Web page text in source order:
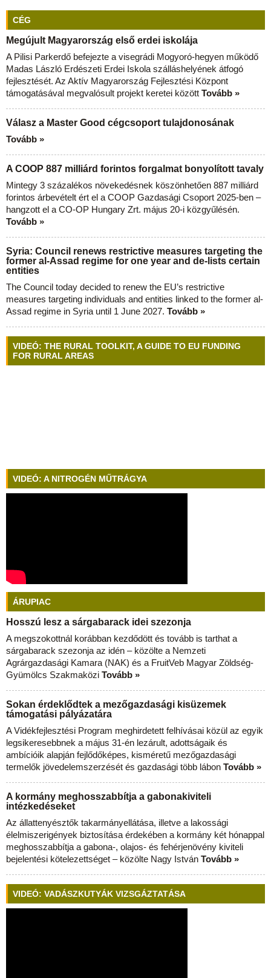
CÉG
Megújult Magyarország első erdei iskolája
A Pilisi Parkerdő befejezte a visegrádi Mogyoró-hegyen működő
Madas László Erdészeti Erdei Iskola szálláshelyének átfogó
fejlesztését. Az Aktív Magyarország Fejlesztési Központ
támogatásával megvalósult projekt keretei között Tovább »
Válasz a Master Good cégcsoport tulajdonosának
Tovább »
A COOP 887 milliárd forintos forgalmat bonyolított tavaly
Mintegy 3 százalékos növekedésnek köszönhetően 887 milliárd
forintos árbevételt ért el a COOP Gazdasági Csoport 2025-ben –
hangzott el a CO-OP Hungary Zrt. május 20-i közgyűlésén.
Tovább »
Syria: Council renews restrictive measures targeting the
former al-Assad regime for one year and de-lists certain
entities
The Council today decided to renew the EU’s restrictive
measures targeting individuals and entities linked to the former al-
Assad regime in Syria until 1 June 2027. Tovább »
VIDEÓ: THE RURAL TOOLKIT, A GUIDE TO EU FUNDING
FOR RURAL AREAS
VIDEÓ: A NITROGÉN MŰTRÁGYA
ÁRUPIAC
Hosszú lesz a sárgabarack idei szezonja
A megszokottnál korábban kezdődött és tovább is tarthat a
sárgabarack szezonja az idén – közölte a Nemzeti
Agrárgazdasági Kamara (NAK) és a FruitVeb Magyar Zöldség-
Gyümölcs Szakmaközi Tovább »
Sokan érdeklődtek a mezőgazdasági kisüzemek
támogatási pályázatára
A Vidékfejlesztési Program meghirdetett felhívásai közül az egyik
legsikeresebbnek a május 31-én lezárult, adottságaik és
ambícióik alapján fejlődőképes, kisméretű mezőgazdasági
termelők jövedelemszerzését és gazdasági több lábon Tovább »
A kormány meghosszabbítja a gabonakiviteli
intézkedéseket
Az állattenyésztők takarmányellátása, illetve a lakossági
élelmiszerigények biztosítása érdekében a kormány két hónappal
meghosszabbítja a gabona-, olajos- és fehérjenövény kiviteli
bejelentési kötelezettséget – közölte Nagy István Tovább »
VIDEÓ: VADÁSZKUTYÁK VIZSGÁZTATÁSA